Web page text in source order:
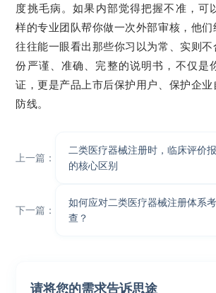
度挑毛病。如果内部觉得把握不准，可
样的专业团队帮你做一次外部审核，他们
往往能一眼看出那些你习以为常、实则
份严谨、准确、完整的说明书，不仅是
证，更是产品上市后保护用户、保护企
防线。
上一篇：
二类医疗器械注册时，临床评价
的核心区别
下一篇：
如何应对二类医疗器械注册体系
查？
请将您的需求告诉思途